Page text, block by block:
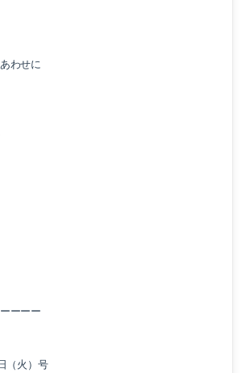
わせに
ーーー
（火）号